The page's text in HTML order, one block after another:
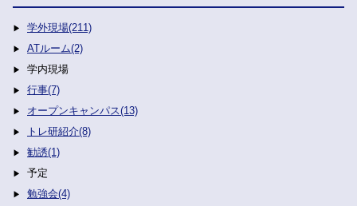
学外現場(211)
ATルーム(2)
学内現場
行事(7)
オープンキャンパス(13)
トレ研紹介(8)
勧誘(1)
予定
勉強会(4)